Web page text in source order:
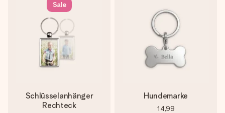
Sale
Schlüsselanhänger
Rechteck
Hundemarke
14,99